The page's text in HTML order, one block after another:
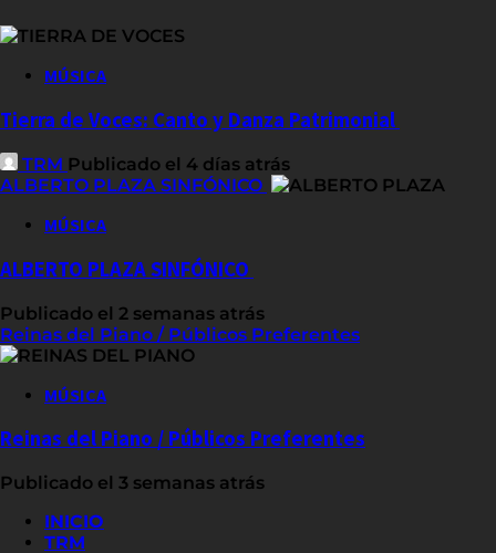
MÚSICA
Tierra de Voces: Canto y Danza Patrimonial
TRM Publicado el 4 días atrás
ALBERTO PLAZA SINFÓNICO
MÚSICA
ALBERTO PLAZA SINFÓNICO
Publicado el 2 semanas atrás
Reinas del Piano / Públicos Preferentes
MÚSICA
Reinas del Piano / Públicos Preferentes
Publicado el 3 semanas atrás
INICIO
TRM